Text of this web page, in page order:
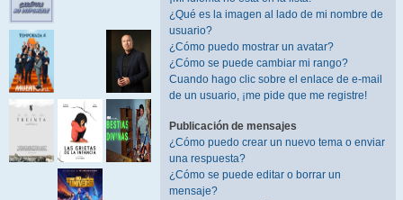
¿Qué es la imagen al lado de mi nombre de
usuario?
¿Cómo puedo mostrar un avatar?
¿Cómo se puede cambiar mi rango?
Cuando hago clic sobre el enlace de e-mail
de un usuario, ¡me pide que me registre!
Publicación de mensajes
¿Cómo puedo crear un nuevo tema o enviar
una respuesta?
¿Cómo se puede editar o borrar un
mensaje?